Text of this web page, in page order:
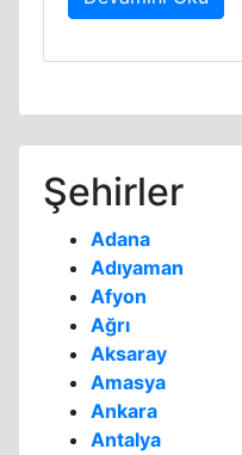
Şehirler
Adana
Adıyaman
Afyon
Ağrı
Aksaray
Amasya
Ankara
Antalya